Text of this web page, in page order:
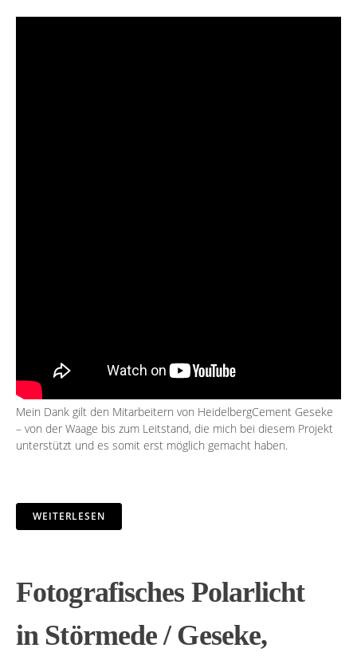
Mein Dank gilt den Mitarbeitern von HeidelbergCement Geseke
– von der Waage bis zum Leitstand, die mich bei diesem Projekt
unterstützt und es somit erst möglich gemacht haben.
WEITERLESEN
Fotografisches Polarlicht
in Störmede / Geseke,